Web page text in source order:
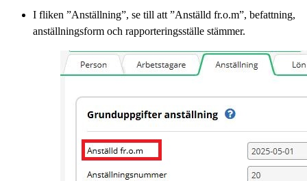
I fliken ”Anställning”, se till att ”Anställd fr.o.m”, befattning,
anställningsform och rapporteringsställe stämmer.